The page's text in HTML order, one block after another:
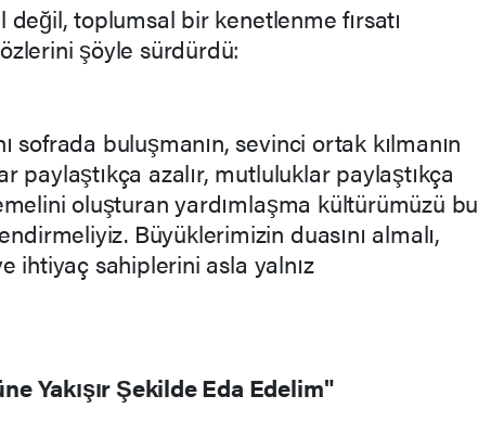
toplumsal bir kenetlenme fırsatı
şöyle sürdürdü:
sofrada buluşmanın, sevinci ortak kılmanın
paylaştıkça azalır, mutluluklar paylaştıkça
oluşturan yardımlaşma kültürümüzü bu
Büyüklerimizin duasını almalı,
ihtiyaç sahiplerini asla yalnız
Yakışır Şekilde Eda Edelim"